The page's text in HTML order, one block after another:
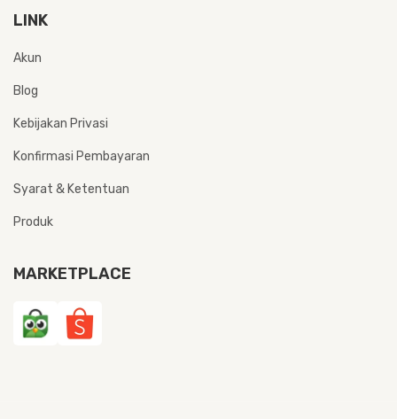
LINK
Akun
Blog
Kebijakan Privasi
Konfirmasi Pembayaran
Syarat & Ketentuan
Produk
MARKETPLACE